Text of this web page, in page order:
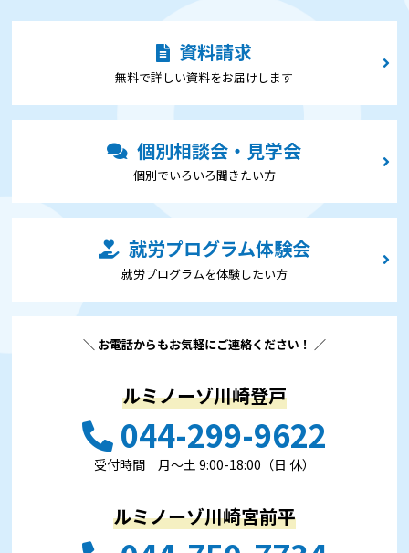
資料請求
無料で詳しい資料をお届けします
個別相談会・見学会
個別でいろいろ聞きたい⽅
就労プログラム体験会
就労プログラムを体験したい⽅
＼ お電話からもお気軽にご連絡ください！ ／
ルミノーゾ川崎登戸
044-299-9622
受付時間 ⽉〜⼟ 9:00-18:00（日 休）
ルミノーゾ川崎宮前平